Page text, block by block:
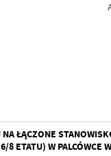
ŁĄCZONE
8 ETATU) W